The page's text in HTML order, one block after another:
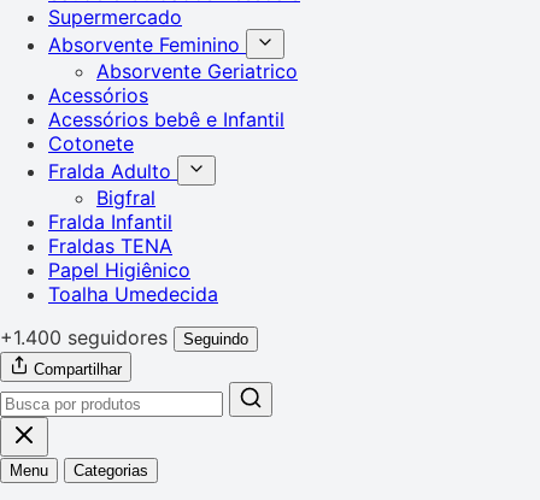
Supermercado
Absorvente Feminino
Absorvente Geriatrico
Acessórios
Acessórios bebê e Infantil
Cotonete
Fralda Adulto
Bigfral
Fralda Infantil
Fraldas TENA
Papel Higiênico
Toalha Umedecida
+1.400 seguidores
Seguindo
Compartilhar
Menu Categorias